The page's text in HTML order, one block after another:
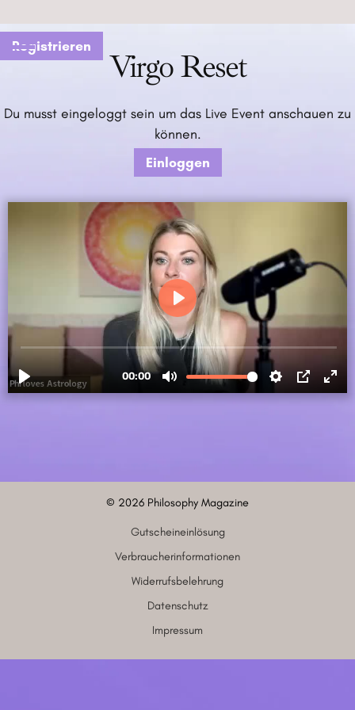
Registrieren
Virgo Reset
Du musst eingeloggt sein um das Live Event anschauen zu
können.
Einloggen
© 2026 Philosophy Magazine
Gutscheineinlösung
Verbraucherinformationen
Widerrufsbelehrung
Datenschutz
Impressum